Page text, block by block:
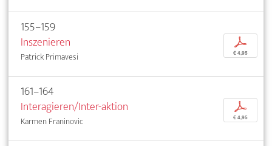
155–159
Inszenieren
Patrick Primavesi
p
€ 4,95
161–164
Interagieren/Inter-aktion
Karmen Franinovic
p
€ 4,95